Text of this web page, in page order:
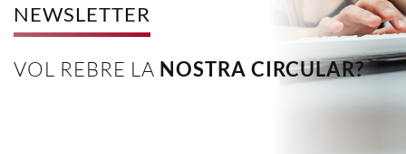
NEWSLETTER
VOL REBRE LA NOSTRA CIRCULAR?